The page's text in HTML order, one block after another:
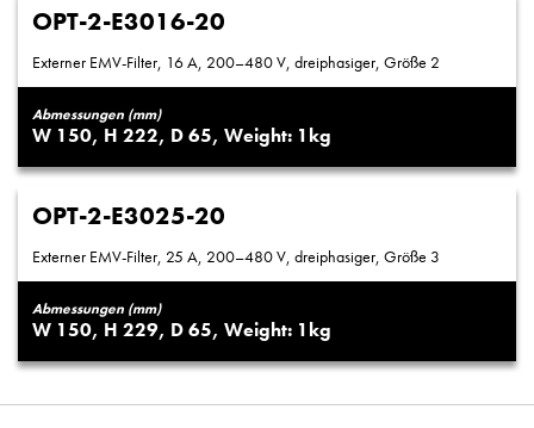
OPT-2-E3016-20
Externer EMV-Filter, 16 A, 200–480 V, dreiphasiger, Größe 2
Abmessungen (mm)
150 222 65 1
OPT-2-E3025-20
Externer EMV-Filter, 25 A, 200–480 V, dreiphasiger, Größe 3
Abmessungen (mm)
150 229 65 1